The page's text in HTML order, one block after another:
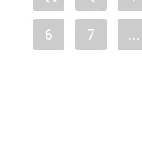
6 7 ...